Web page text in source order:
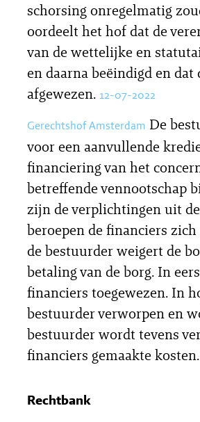
schorsing onregelmatig
oordeelt het hof dat de
van de wettelijke en
en daarna beëindigd en
afgewezen. 12-07-2022
Gerechtshof Amsterdam De
voor een aanvullende
financiering van het
betreffende vennootschap
zijn de verplichtingen uit
beroepen de financiers
de bestuurder weigert de
betaling van de borg. In
financiers toegewezen. In
bestuurder verworpen en
bestuurder wordt tevens
financiers gemaakte kosten.
Rechtbank